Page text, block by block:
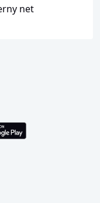
net